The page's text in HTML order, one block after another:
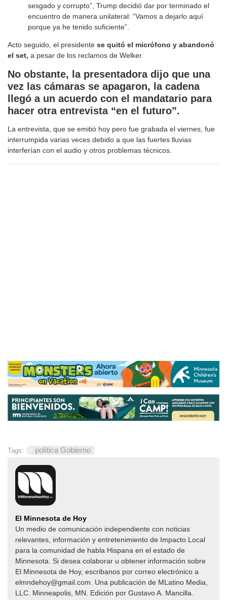
sesgado y corrupto”, Trump decidió dar por terminado el
encuentro de manera unilateral: “Vamos a dejarlo aquí
porque ya he tenido suficiente”.
Acto seguido, el presidente se quitó el micrófono y abandonó
el set, a pesar de los reclamos de Welker.
No obstante, la presentadora dijo que una
vez las cámaras se apagaron, la cadena
llegó a un acuerdo con el mandatario para
hacer otra entrevista “en el futuro”.
La entrevista, que se emitió hoy pero fue grabada el viernes, fue
interrumpida varias veces debido a que las fuertes lluvias
interferían con el audio y otros problemas técnicos.
Tags: política Gobierno
El Minnesota de Hoy
Un medio de comunicación independiente con noticias
relevantes, información y entretenimiento de Impacto Local​​
para la comunidad de habla Hispana en el estado de
Minnesota. Si desea colaborar u obtener información sobre
El Minnesota de Hoy, escribanos por correo electrónico a
elmndehoy@gmail.com. Una publicación de MLatino Media,
LLC. Minneapolis, MN. Edición por Gustavo A. Mancilla.